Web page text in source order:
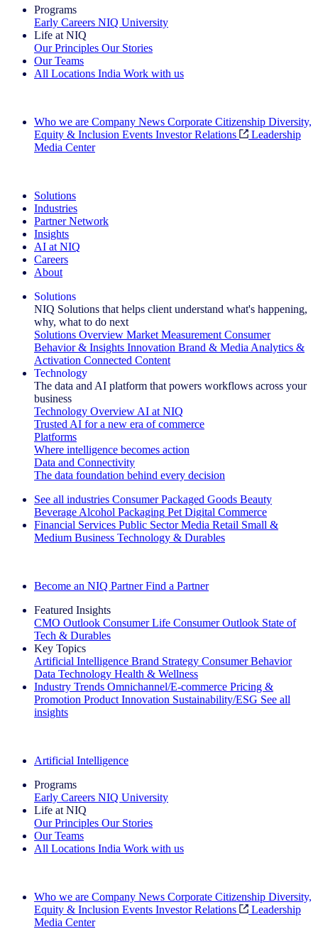
Programs
Early Careers NIQ University
Life at NIQ
Our Principles Our Stories
Our Teams
All Locations India Work with us
Who we are Company News Corporate Citizenship Diversity,
Equity & Inclusion Events Investor Relations
Leadership
Media Center
Solutions
Industries
Partner Network
Insights
AI at NIQ
Careers
About
Solutions
NIQ Solutions that helps client understand what's happening,
why, what to do next
Solutions Overview Market Measurement Consumer
Behavior & Insights Innovation Brand & Media Analytics &
Activation Connected Content
Technology
The data and AI platform that powers workflows across your
business
Technology Overview AI at NIQ
Trusted AI for a new era of commerce
Platforms
Where intelligence becomes action
Data and Connectivity
The data foundation behind every decision
See all industries Consumer Packaged Goods Beauty
Beverage Alcohol Packaging Pet Digital Commerce
Financial Services Public Sector Media Retail Small &
Medium Business Technology & Durables
Become an NIQ Partner Find a Partner
Featured Insights
CMO Outlook Consumer Life Consumer Outlook State of
Tech & Durables
Key Topics
Artificial Intelligence Brand Strategy Consumer Behavior
Data Technology Health & Wellness
Industry Trends Omnichannel/E-commerce Pricing &
Promotion Product Innovation Sustainability/ESG See all
insights
Artificial Intelligence
Programs
Early Careers NIQ University
Life at NIQ
Our Principles Our Stories
Our Teams
All Locations India Work with us
Who we are Company News Corporate Citizenship Diversity,
Equity & Inclusion Events Investor Relations
Leadership
Media Center